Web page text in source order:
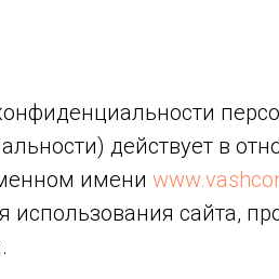
действует в
имени
использования сайта,